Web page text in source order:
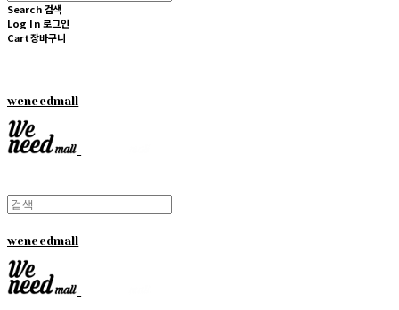
Search 검색
Log In 로그인
Cart장바구니
weneedmall
weneedmall